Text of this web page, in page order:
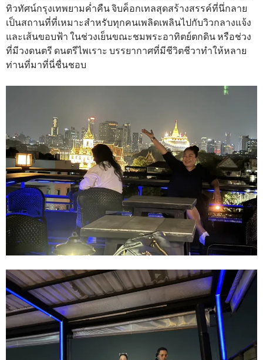
ทิวทัศน์กรุงเทพยามค่ำคืน จิบค็อกเทลสุดสร้างสรรค์ที่นึ่กลาย
เป็นสถานที่ที่เหมาะสำหรับทุกคนเพลิดเพลินไปกับวิวกลางแจ้ง
และเส้นขอบฟ้า ในช่วงเย็นขณะชมพระอาทิตย์ตกดิน หรือช่วง
ที่มีวงดนตรี ดนตรีไพเราะ บรรยากาศที่มีชีวิตชีวาทำให้หลาย
ท่านที่มาที่นี่ชื่นชอบ